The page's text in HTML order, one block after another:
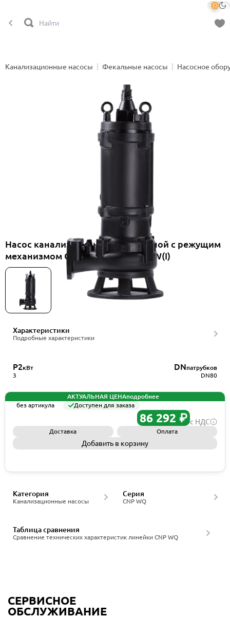
Канализационные насосы Фекальные насосы Насосное
Насос канализационный погружной с режущим
механизмом CNP 80WQ35-13-3EFW(I)
Характеристики
Подробные характеристики
P2кВт
3
DNпатрубков
DN80
АКТУАЛЬНАЯ ЦЕНАподробнее
без артикула
Доступен для заказа
86 292 ₽ с НДС
Доставка Оплата
Добавить в корзину
Канализационные насосы
Категория
CNP WQ
Серия
Сравнение технических характеристик линейки CNP WQ
Таблица сравнения
СЕРВИСНОЕ
ОБСЛУЖИВАНИЕ